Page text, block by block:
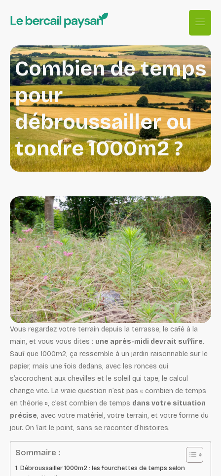
Combien de temps
pour
débroussailler ou
tondre 1000m2 ?
Vous regardez votre terrain depuis la terrasse, le café à la
main, et vous vous dites : une après-midi devrait suffire.
Sauf que 1000m2, ça ressemble à un jardin raisonnable sur le
papier, mais une fois dedans, avec les ronces qui
s’accrochent aux chevilles et le soleil qui tape, le calcul
change vite. La vraie question n’est pas « combien de temps
en théorie », c’est combien de temps dans votre situation
précise, avec votre matériel, votre terrain, et votre forme du
jour. On fait le point, sans se raconter d’histoires.
Sommaire :
Débroussailler 1000m2 : les fourchettes de temps selon